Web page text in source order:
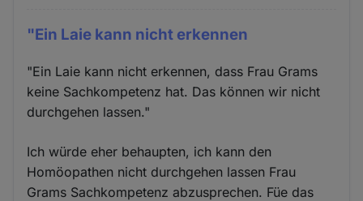
"Ein Laie kann nicht erkennen
"Ein Laie kann nicht erkennen, dass Frau Grams
keine Sachkompetenz hat. Das können wir nicht
durchgehen lassen."
Ich würde eher behaupten, ich kann den
Homöopathen nicht durchgehen lassen Frau
Grams Sachkompetenz abzusprechen. Füe das